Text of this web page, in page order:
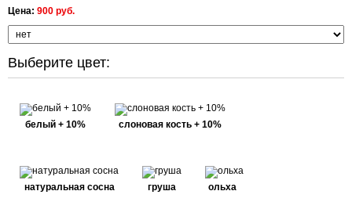
Цена: 900 руб.
Выберите цвет:
белый + 10% слоновая кость + 10%
натуральная сосна груша ольха